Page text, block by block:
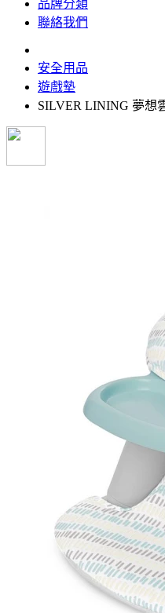
品牌分類
聯絡我們
安全用品
遊戲墊
SILVER LINING 夢想